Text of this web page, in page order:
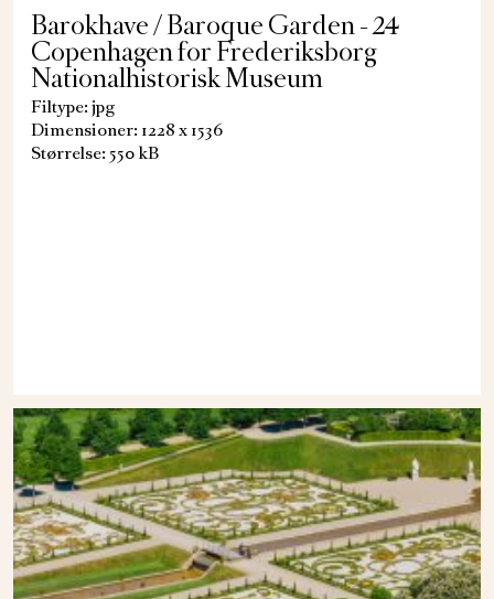
Barokhave / Baroque Garden - 24
Copenhagen for Frederiksborg
Nationalhistorisk Museum
Filtype: jpg
Dimensioner: 1228 x 1536
Størrelse: 550 kB